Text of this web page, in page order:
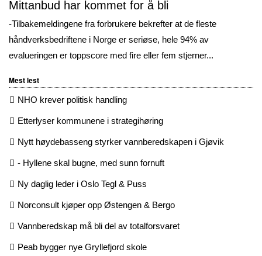
Mittanbud har kommet for å bli
-Tilbakemeldingene fra forbrukere bekrefter at de fleste
håndverksbedriftene i Norge er seriøse, hele 94% av
evalueringen er toppscore med fire eller fem stjerner...
Mest lest
NHO krever politisk handling
Etterlyser kommunene i strategihøring
Nytt høydebasseng styrker vannberedskapen i Gjøvik
- Hyllene skal bugne, med sunn fornuft
Ny daglig leder i Oslo Tegl & Puss
Norconsult kjøper opp Østengen & Bergo
Vannberedskap må bli del av totalforsvaret
Peab bygger nye Gryllefjord skole